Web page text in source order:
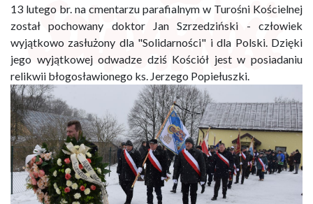
13 lutego br. na cmentarzu parafialnym w Turośni Kościelnej
został pochowany doktor Jan Szrzedziński - człowiek
wyjątkowo zasłużony dla "Solidarności" i dla Polski. Dzięki
jego wyjątkowej odwadze dziś Kościół jest w posiadaniu
relikwii błogosławionego ks. Jerzego Popiełuszki.